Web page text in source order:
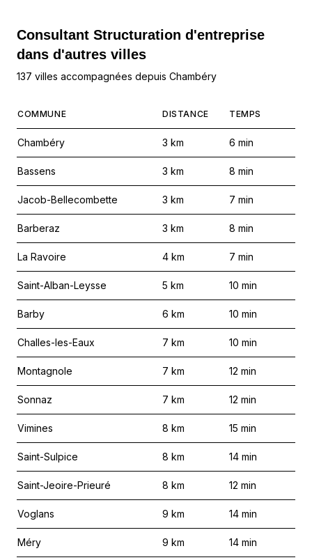
Consultant Structuration d'entreprise
dans d'autres villes
137 villes accompagnées depuis Chambéry
COMMUNE DISTANCE TEMPS
Chambéry 3 km 6 min
Bassens 3 km 8 min
Jacob-Bellecombette 3 km 7 min
Barberaz 3 km 8 min
La Ravoire 4 km 7 min
Saint-Alban-Leysse 5 km 10 min
Barby 6 km 10 min
Challes-les-Eaux 7 km 10 min
Montagnole 7 km 12 min
Sonnaz 7 km 12 min
Vimines 8 km 15 min
Saint-Sulpice 8 km 14 min
Saint-Jeoire-Prieuré 8 km 12 min
Voglans 9 km 14 min
Méry 9 km 14 min